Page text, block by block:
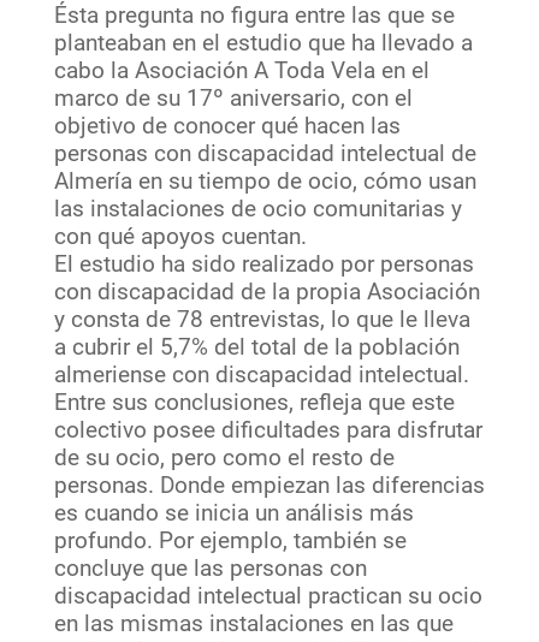
Ésta pregunta no figura entre las que se
planteaban en el estudio que ha llevado a
cabo la Asociación A Toda Vela en el
marco de su 17º aniversario, con el
objetivo de conocer qué hacen las
personas con discapacidad intelectual de
Almería en su tiempo de ocio, cómo usan
las instalaciones de ocio comunitarias y
con qué apoyos cuentan.
El estudio ha sido realizado por personas
con discapacidad de la propia Asociación
y consta de 78 entrevistas, lo que le lleva
a cubrir el 5,7% del total de la población
almeriense con discapacidad intelectual.
Entre sus conclusiones, refleja que este
colectivo posee dificultades para disfrutar
de su ocio, pero como el resto de
personas. Donde empiezan las diferencias
es cuando se inicia un análisis más
profundo. Por ejemplo, también se
concluye que las personas con
discapacidad intelectual practican su ocio
en las mismas instalaciones en las que